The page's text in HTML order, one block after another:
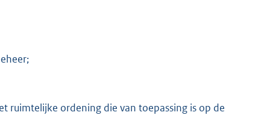
ruimtelijke ordening die van toepassing is op de